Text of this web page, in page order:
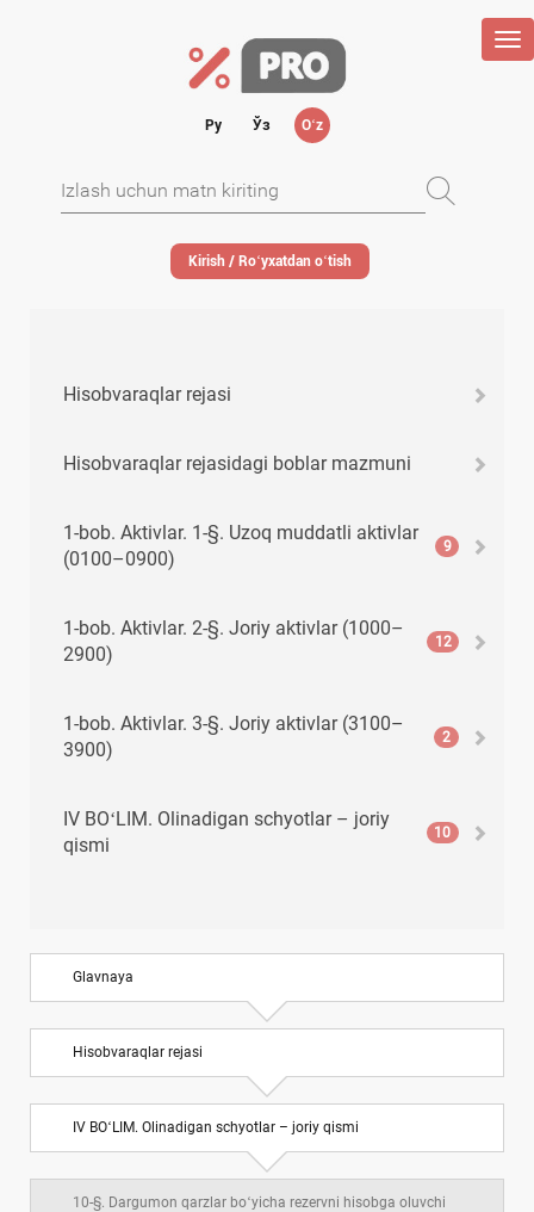
Ру Ўз Oʻz
Kirish / Roʻyхatdan oʻtish
Hisobvaraqlar rejasi
Hisobvaraqlar rejasidagi boblar mazmuni
1-bob. Aktivlar. 1-§. Uzoq muddatli aktivlar
(0100–0900)
9
1-bob. Aktivlar. 2-§. Joriy aktivlar (1000–
2900)
12
1-bob. Aktivlar. 3-§. Joriy aktivlar (3100–
3900)
2
IV BOʻLIM. Olinadigan schyotlar – joriy
qismi
10
VI BOʻLIM. Joriy majburiyatlar
VII BOʻLIM. Uzoq muddatli majburiyatlar 6
VIII BOʻLIM. Kapital, taqsimlangan foyda va
rezervlar
Glavnaya
Hisobvaraqlar rejasi
IV BOʻLIM. Olinadigan schyotlar – joriy qismi
10-§. Dargumon qarzlar boʻyicha rezervni hisobga oluvchi